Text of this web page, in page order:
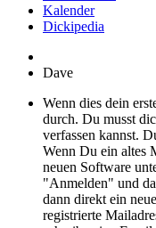
Kalender
Dickipedia
Dave
Wenn dies dein
durch. Du musst
verfassen kannst.
Wenn Du ein altes
neuen Software
"Anmelden" und
dann direkt ein
registrierte